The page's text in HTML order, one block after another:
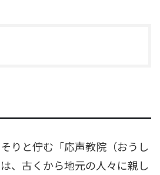
りと佇む「応声教院（おうし
、古くから地元の人々に親し